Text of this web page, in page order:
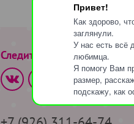
Привет!
Как здорово,
заглянули.
У нас есть всё
любимца.
Я помогу Вам
размер,
подскажу, как
Следите за нами